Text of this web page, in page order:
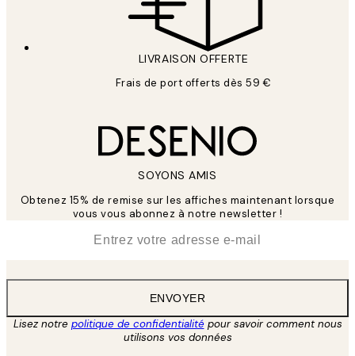
LIVRAISON OFFERTE
Frais de port offerts dès 59 €
SOYONS AMIS
Obtenez 15% de remise sur les affiches maintenant lorsque
vous vous abonnez à notre newsletter !
ENVOYER
Lisez notre politique de confidentialitépour savoir comment nous
utilisons vos données